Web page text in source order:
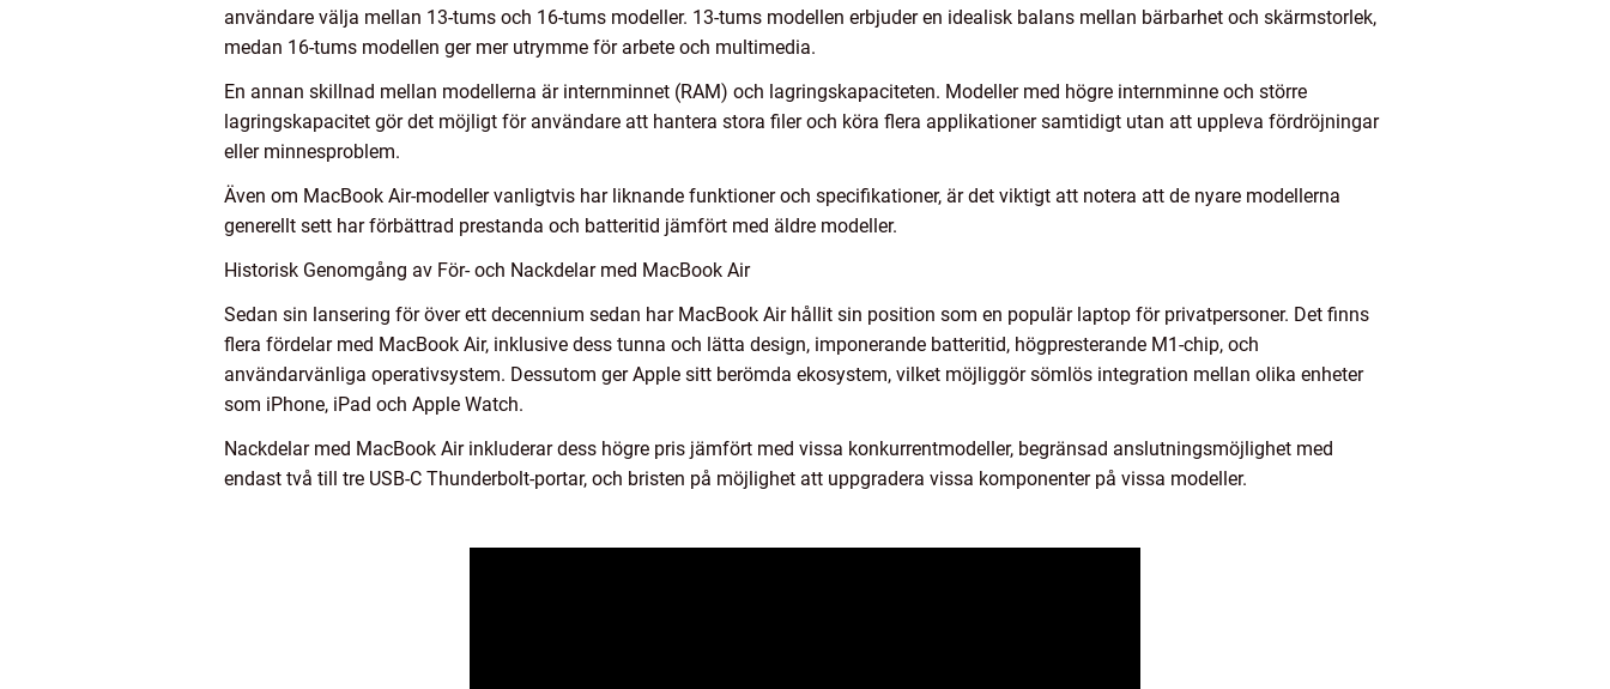
användare välja mellan 13-tums och 16-tums modeller. 13-tums modellen erbjuder en idealisk balans mellan bärbarhet och skärmstorlek,
medan 16-tums modellen ger mer utrymme för arbete och multimedia.
En annan skillnad mellan modellerna är internminnet (RAM) och lagringskapaciteten. Modeller med högre internminne och större
lagringskapacitet gör det möjligt för användare att hantera stora filer och köra flera applikationer samtidigt utan att uppleva fördröjningar
eller minnesproblem.
Även om MacBook Air-modeller vanligtvis har liknande funktioner och specifikationer, är det viktigt att notera att de nyare modellerna
generellt sett har förbättrad prestanda och batteritid jämfört med äldre modeller.
Historisk Genomgång av För- och Nackdelar med MacBook Air
Sedan sin lansering för över ett decennium sedan har MacBook Air hållit sin position som en populär laptop för privatpersoner. Det finns
flera fördelar med MacBook Air, inklusive dess tunna och lätta design, imponerande batteritid, högpresterande M1-chip, och
användarvänliga operativsystem. Dessutom ger Apple sitt berömda ekosystem, vilket möjliggör sömlös integration mellan olika enheter
som iPhone, iPad och Apple Watch.
Nackdelar med MacBook Air inkluderar dess högre pris jämfört med vissa konkurrentmodeller, begränsad anslutningsmöjlighet med
endast två till tre USB-C Thunderbolt-portar, och bristen på möjlighet att uppgradera vissa komponenter på vissa modeller.